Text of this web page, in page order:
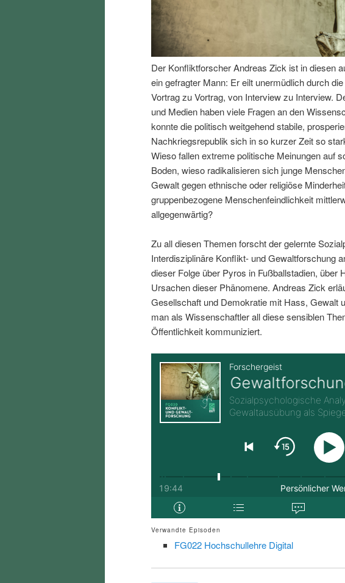
I
n
a
t
s
r
i
n
e
n
e
n
n
a
l
s
p
r
n
g
Der Konfliktforscher Andreas Zick ist in diesen
ein gefragter Mann: Er eilt unermüdlich durch
Vortrag zu Vortrag, von Interview zu Interview.
und Medien haben viele Fragen an den
konnte die politisch weitgehend stabile,
Nachkriegsrepublik sich in so kurzer Zeit so
Wieso fallen extreme politische Meinungen auf
Boden, wieso radikalisieren sich junge
Gewalt gegen ethnische oder religiöse
gruppenbezogene Menschenfeindlichkeit
allgegenwärtig?
Zu all diesen Themen forscht der gelernte
Interdisziplinäre Konflikt- und Gewaltforschung
dieser Folge über Pyros in Fußballstadien, über
Ursachen dieser Phänomene. Andreas Zick
Gesellschaft und Demokratie mit Hass, Gewalt
man als Wissenschaftler all diese sensiblen
Öffentlichkeit kommuniziert.
Verwandte Episoden
FG022 Hochschullehre Digital